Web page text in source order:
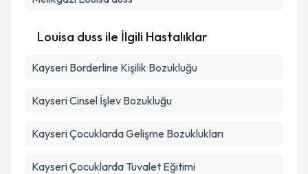
Louisa duss ile İlgili Hastalıklar
Kayseri Borderline Kişilik Bozukluğu
Kayseri Cinsel İşlev Bozukluğu
Kayseri Çocuklarda Gelişme Bozuklukları
Kayseri Çocuklarda Tuvalet Eğitimi